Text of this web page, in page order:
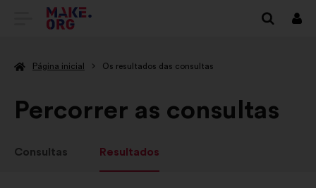
IR
A
PÁGINA
DO
Página inicial Os resultados das consultas
Percorrer as consultas
Consultas Resultados